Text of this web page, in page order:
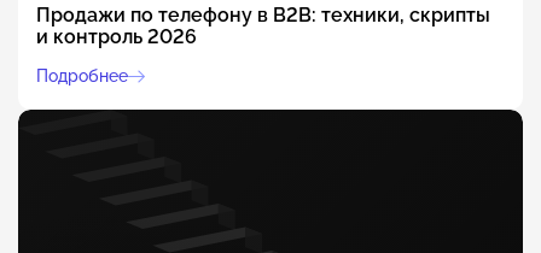
Продажи по телефону в B2B: техники, скрипты
и контроль 2026
Подробнее